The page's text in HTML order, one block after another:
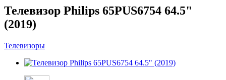
Телевизор Philips 65PUS6754 64.5"
(2019)
Телевизоры